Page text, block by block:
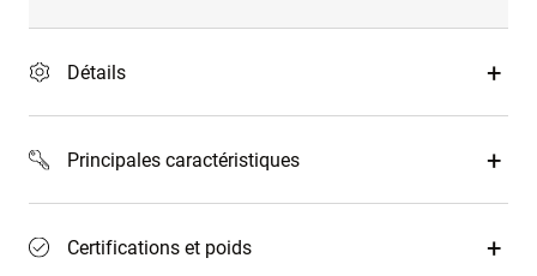
Détails
Principales caractéristiques
Certifications et poids